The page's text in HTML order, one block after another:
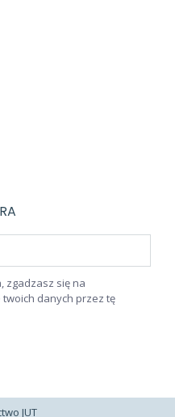
zgadzasz się na
danych przez tę
JUT